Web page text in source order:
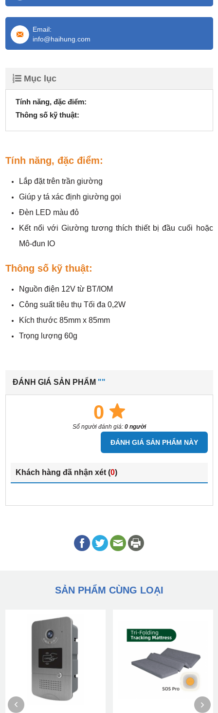
Email:
info@haihung.com
Mục lục
Tính năng, đặc điểm:
Thông số kỹ thuật:
Tính năng, đặc điểm:
Lắp đặt trên trần giường
Giúp y tá xác định giường gọi
Đèn LED màu đỏ
Kết nối với Giường tương thích thiết bị đầu cuối hoặc
Mô-đun IO
Thông số kỹ thuật:
Nguồn điện 12V từ BT/IOM
Công suất tiêu thụ Tối đa 0,2W
Kích thước 85mm x 85mm
Trọng lượng 60g
ĐÁNH GIÁ SẢN PHẨM ""
0
Số người đánh giá: 0 người
ĐÁNH GIÁ SẢN PHẨM NÀY
Khách hàng đã nhận xét (0)
SẢN PHẨM CÙNG LOẠI